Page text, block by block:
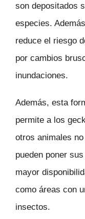
son depositados
especies.
reduce el riesgo
por cambios
inundaciones.
Además, esta
permite a los
otros animales
pueden poner
mayor
como áreas con
insectos.